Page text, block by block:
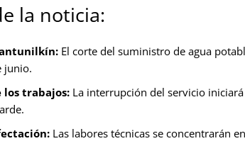
la noticia:
El corte del suministro de agua
junio.
los trabajos: La interrupción del servicio
Las labores técnicas se concentrarán